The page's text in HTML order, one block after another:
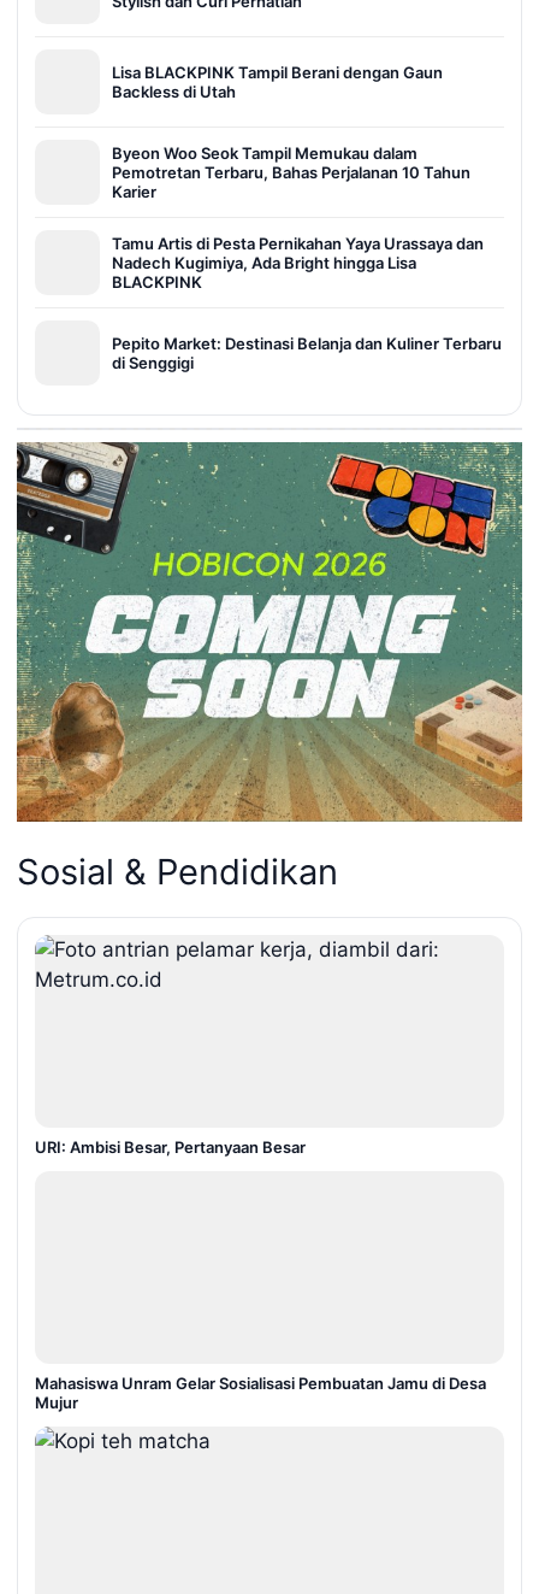
Lisa BLACKPINK Tampil Berani dengan Gaun
Backless di Utah
Byeon Woo Seok Tampil Memukau dalam
Pemotretan Terbaru, Bahas Perjalanan 10 Tahun
Karier
Tamu Artis di Pesta Pernikahan Yaya Urassaya dan
Nadech Kugimiya, Ada Bright hingga Lisa
BLACKPINK
Pepito Market: Destinasi Belanja dan Kuliner Terbaru
di Senggigi
Sosial & Pendidikan
URI: Ambisi Besar, Pertanyaan Besar
Mahasiswa Unram Gelar Sosialisasi Pembuatan Jamu di Desa
Mujur